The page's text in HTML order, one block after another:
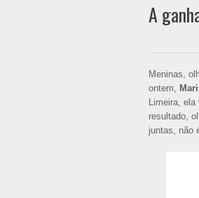
A
Meninas,
ontem,
Limeira,
resultado,
juntas, não